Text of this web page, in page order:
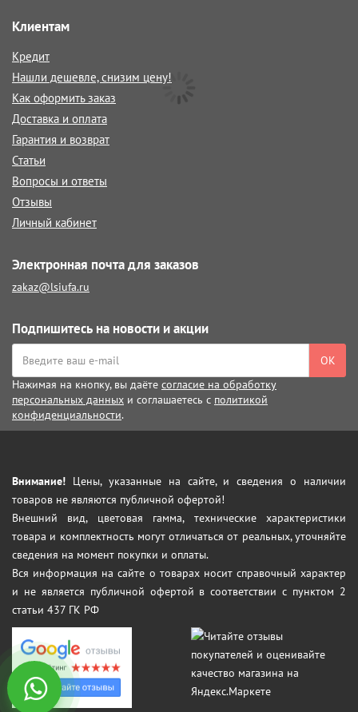
Клиентам
Кредит
Нашли дешевле, снизим цену!
Как оформить заказ
Доставка и оплата
Гарантия и возврат
Статьи
Вопросы и ответы
Отзывы
Личный кабинет
Электронная почта для заказов
zakaz@lsiufa.ru
Подпишитесь на новости и акции
ОК
Нажимая на кнопку, вы даёте согласие на обработку
персональных данных и соглашаетесь с политикой
конфиденциальности.
Внимание! Цены, указанные на сайте, и сведения о наличии
товаров не являются публичной офертой!
Внешний вид, цветовая гамма, технические характеристики
товара и комплектность могут отличаться от реальных, уточняйте
сведения на момент покупки и оплаты.
Вся информация на сайте о товарах носит справочный характер
и не является публичной офертой в соответствии с пунктом 2
статьи 437 ГК РФ